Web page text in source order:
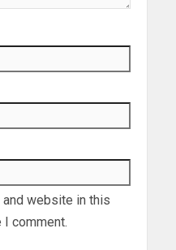
and website in this
comment.